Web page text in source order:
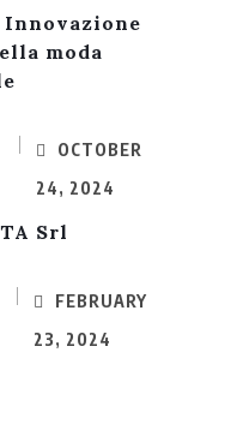
Innovazione
moda
OCTOBER
24, 2024
Srl
FEBRUARY
23, 2024